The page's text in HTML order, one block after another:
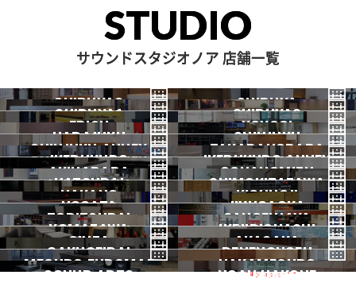
STUDIO
サウンドスタジオノア 店舗一覧
SHIBUYA3
渋谷3号
2026.07 OPEN
SHIBUYA
渋谷本店
SHIBUYA1
渋谷1号
SHIBUYA2
渋谷2号
EBISU
恵比寿
YOYOGI
代々木
HARAJUKU
原宿
SHINJUKU
新宿
SHINJUKU ANNEX
新宿ANNEX
TAKADANOBABA
高田馬場
IKEBUKURO
池袋
IKEBUKURO ANNEX
池袋ANNEX
AKIHABARA
秋葉原
OCHANOMIZU
御茶ノ水
HATSUDAI
初台
SHIMOKITAZAWA
下北沢
NAKANO
中野
KICHIJOJI
吉祥寺
NOGATA
野方
JIYUGAOKA
自由が丘
TORITSUDAI
都立大
SANGENJAYA
三軒茶屋
KOMAZAWA
駒沢
IKEJIRIOHASHI
池尻大橋
一時閉店中
GINZA
銀座
AKASAKA
赤坂
GAKUGEIDAI
学芸大
DENENCHOFU
田園調布
MEGURO FUDOMAE NAKAMEGURO
中目黒
SOUND ARTS NOAH HAKONE